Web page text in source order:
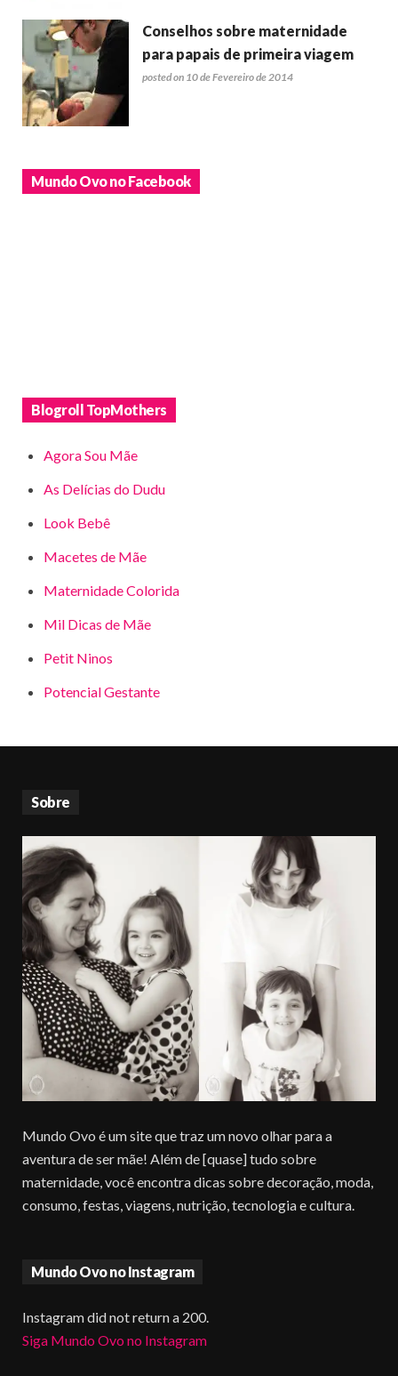
Conselhos sobre maternidade
para papais de primeira viagem
posted on 10 de Fevereiro de 2014
Mundo Ovo no Facebook
Blogroll TopMothers
Agora Sou Mãe
As Delícias do Dudu
Look Bebê
Macetes de Mãe
Maternidade Colorida
Mil Dicas de Mãe
Petit Ninos
Potencial Gestante
Sobre
Mundo Ovo é um site que traz um novo olhar para a
aventura de ser mãe! Além de [quase] tudo sobre
maternidade, você encontra dicas sobre decoração, moda,
consumo, festas, viagens, nutrição, tecnologia e cultura.
Mundo Ovo no Instagram
Instagram did not return a 200.
Siga Mundo Ovo no Instagram